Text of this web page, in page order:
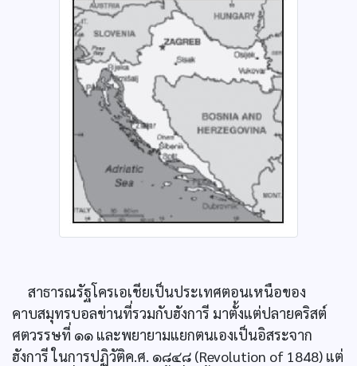
สาธารณรัฐโครเอเชียเป็นประเทศตอนเหนือของ
คาบสมุทรบอลข่านที่รวมกับฮังการี มาตั้งแต่ปลายคริสต์
ศตวรรษที่ ๑๑ และพยายามแยกตนเองเป็นอิสระจาก
ฮังการี ในการปฏิวัติค.ศ. ๑๘๔๘ (Revolution of 1848) แต่